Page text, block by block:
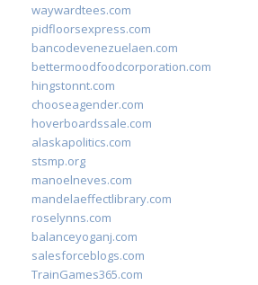
waywardtees.com
pidfloorsexpress.com
bancodevenezuelaen.com
bettermoodfoodcorporation.com
hingstonnt.com
chooseagender.com
hoverboardssale.com
alaskapolitics.com
stsmp.org
manoelneves.com
mandelaeffectlibrary.com
roselynns.com
balanceyoganj.com
salesforceblogs.com
TrainGames365.com